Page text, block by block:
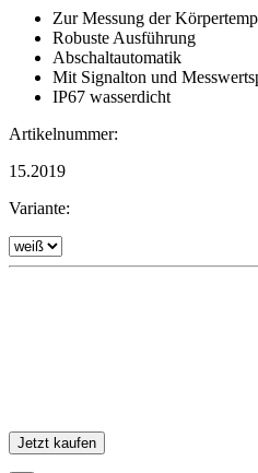
Zur Messung der
Robuste Ausführung
Abschaltautomatik
Mit Signalton und
IP67 wasserdicht
Artikelnummer:
15.2019
Variante:
Jetzt kaufen